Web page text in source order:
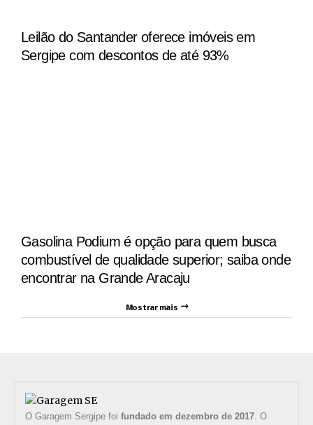
Leilão do Santander oferece imóveis em
Sergipe com descontos de até 93%
Gasolina Podium é opção para quem busca
combustível de qualidade superior; saiba onde
encontrar na Grande Aracaju
Mostrar mais
O Garagem Sergipe foi fundado em dezembro de 2017 . O